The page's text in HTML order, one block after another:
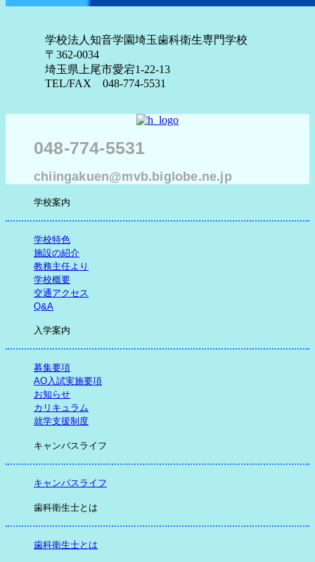
学校法人知音学園埼玉歯科衛生専門学校
〒362-0034
埼玉県上尾市愛宕1-22-13
TEL/FAX 048-774-5531
048-774-5531
chiingakuen@mvb.biglobe.ne.jp
学校案内
学校特色
施設の紹介
教務主任より
学校概要
交通アクセス
Q&A
入学案内
募集要項
AO入試実施要項
お知らせ
カリキュラム
就学支援制度
キャンパスライフ
キャンパスライフ
歯科衛生士とは
歯科衛生士とは